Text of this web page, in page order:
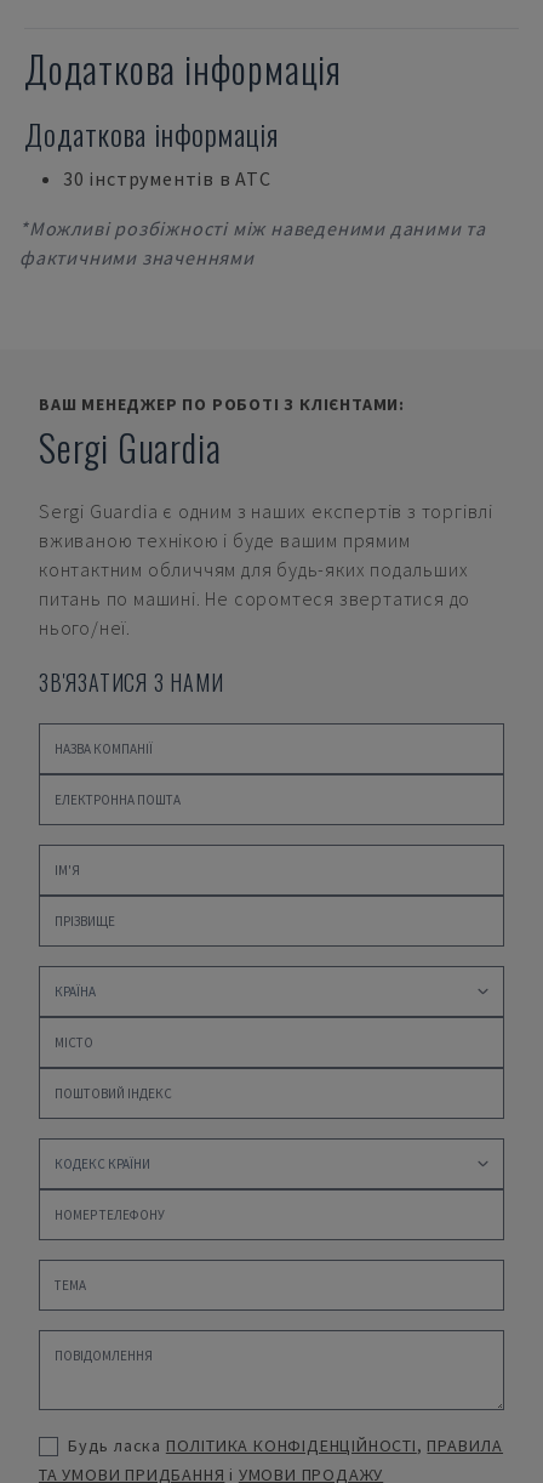
Додаткова інформація
Додаткова інформація
30 інструментів в АТС
*Можливі розбіжності між наведеними даними та
фактичними значеннями
ВАШ МЕНЕДЖЕР ПО РОБОТІ З КЛІЄНТАМИ:
Sergi Guardia
Sergi Guardia є одним з наших експертів з торгівлі
вживаною технікою і буде вашим прямим
контактним обличчям для будь-яких подальших
питань по машині. Не соромтеся звертатися до
нього/неї.
ЗВ'ЯЗАТИСЯ З НАМИ
Будь ласка ПОЛІТИКА КОНФІДЕНЦІЙНОСТІ, ПРАВИЛА
ТА УМОВИ ПРИДБАННЯ і УМОВИ ПРОДАЖУ